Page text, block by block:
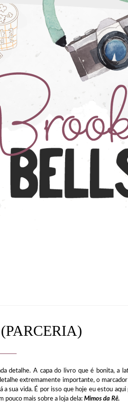
detalhe. A capa do livro que é bonita, a
extremamente importante, o
a sua vida. É por isso que hoje eu estou aqui
pouco mais sobre a loja dela: Mimos da Rê.